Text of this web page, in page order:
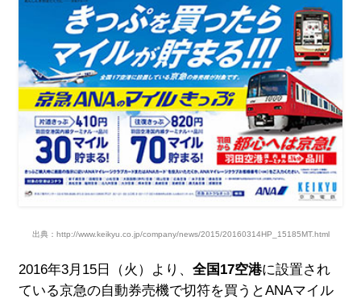
出典：http://www.keikyu.co.jp/company/news/2015/20160314HP_15185MT.html
2016年3月15日（火）より、 全国17空港に設置され
ている京急の自動券売機で切符を買うとANAマイル